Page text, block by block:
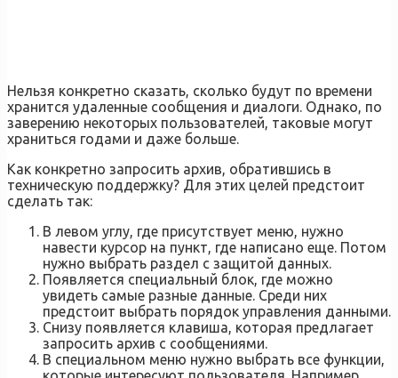
Нельзя конкретно сказать, сколько будут по времени
хранится удаленные сообщения и диалоги. Однако, по
заверению некоторых пользователей, таковые могут
храниться годами и даже больше.
Как конкретно запросить архив, обратившись в
техническую поддержку? Для этих целей предстоит
сделать так:
В левом углу, где присутствует меню, нужно
навести курсор на пункт, где написано еще. Потом
нужно выбрать раздел с защитой данных.
Появляется специальный блок, где можно
увидеть самые разные данные. Среди них
предстоит выбрать порядок управления данными.
Снизу появляется клавиша, которая предлагает
запросить архив с сообщениями.
В специальном меню нужно выбрать все функции,